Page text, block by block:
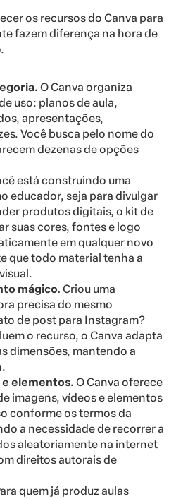
os recursos do Canva para
fazem diferença na hora de
O Canva organiza
uso: planos de aula,
apresentações,
Você busca pelo nome do
dezenas de opções
está construindo uma
educador, seja para divulgar
produtos digitais, o kit de
suas cores, fontes e logo
em qualquer novo
que todo material tenha a
mágico. Criou uma
precisa do mesmo
de post para Instagram?
o recurso, o Canva adapta
dimensões, mantendo a
e elementos. O Canva oferece
imagens, vídeos e elementos
conforme os termos da
a necessidade de recorrer a
aleatoriamente na internet
direitos autorais de
quem já produz aulas